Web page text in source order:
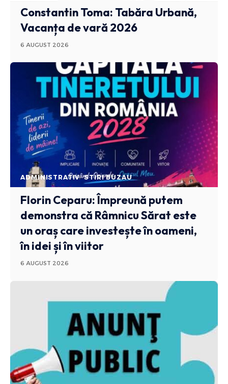
Constantin Toma: Tabăra Urbană,
Vacanța de vară 2026
6 AUGUST 2026
ADMINISTRATIV STIRI BUZAU
Florin Ceparu: Împreună putem
demonstra că Râmnicu Sărat este
un oraș care investește în oameni,
în idei și în viitor
6 AUGUST 2026